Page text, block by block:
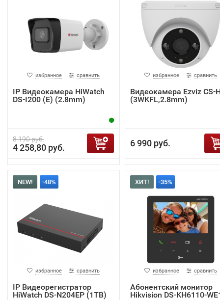
избранное сравнить
IP Видеокамера HiWatch
DS-I200 (E) (2.8mm)
8 190 руб.
4 258,80 руб.
избранное сравнить
Видеокамера Ezviz CS-
(3WKFL,2.8mm)
6 990 руб.
NEW! -48%
избранное сравнить
IP Видеорегистратор
HiWatch DS-N204EP (1TB)
ХИТ! -35%
избранное сравнить
Абонентский монитор
Hikvision DS-KH6110-